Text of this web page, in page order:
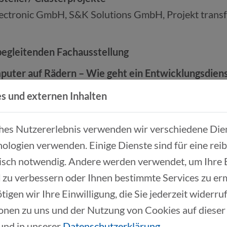
GmbH, S&K Solutions GmbH, Projekt
Fachausstellung
auf Rädern – Wie geht ein
Mobilität: Szenarien zur Transformation hin zu
- die Basis zur Technologie Transformation
und externen Inhalten
Nutzererlebnis verwenden wir verschiedene
verwenden. Einige Dienste sind für eine
notwendig. Andere werden verwendet, um
verbessern oder Ihnen bestimmte Services zu
wir Ihre Einwilligung, die Sie jederzeit
zu uns und der Nutzung von Cookies auf